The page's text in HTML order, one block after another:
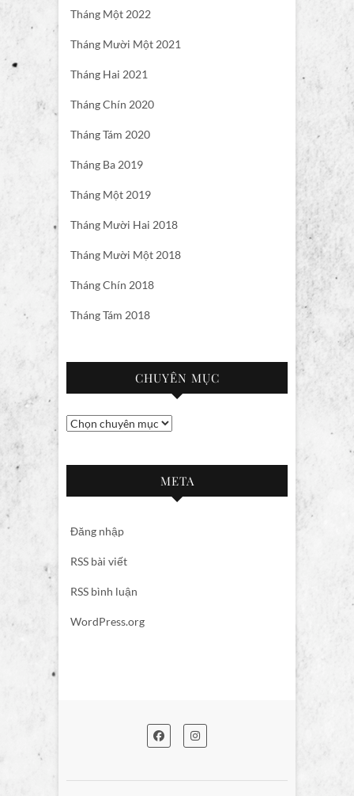
Tháng Một 2022
Tháng Mười Một 2021
Tháng Hai 2021
Tháng Chín 2020
Tháng Tám 2020
Tháng Ba 2019
Tháng Một 2019
Tháng Mười Hai 2018
Tháng Mười Một 2018
Tháng Chín 2018
Tháng Tám 2018
CHUYÊN MỤC
Chuyên
META
Đăng nhập
RSS bài viết
RSS bình luận
WordPress.org